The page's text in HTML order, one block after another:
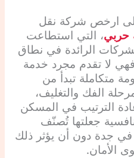
ارخص شركة نقل
حربي، التي استطاعت
الرائدة في نطاق
لا تقدم مجرد خدمة
متكاملة تبدأ من
الفك والتغليف،
الترتيب في المسكن
جعلتها تُصنّف
جدة دون أن يؤثر ذلك
الأمان.